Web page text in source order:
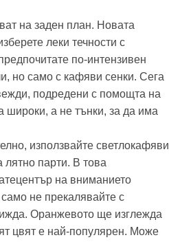
на заден план. Новата
леки течности с
по-интензивен
но само с кафяви сенки. Сега
подредени с помощта на
широки, а не тънки, за да има
използвайте светлокафяви
лятно парти. В това
на вниманието
не прекалявайте с
Оранжевото ще изглежда
цвят е най-популярен. Може